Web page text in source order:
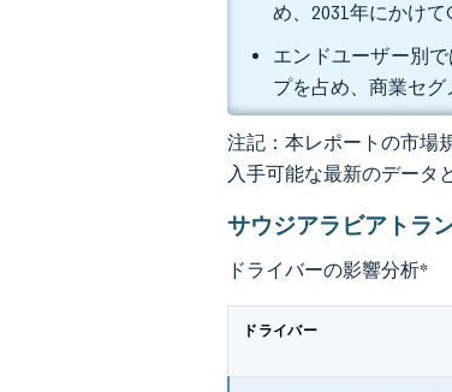
め、2031年にかけて
エンドユーザー別
プを占め、商業セグ
注記：本レポートの市場
入手可能な最新のデータ
サウジアラビアトラ
ドライバーの影響分析*
ドライバー